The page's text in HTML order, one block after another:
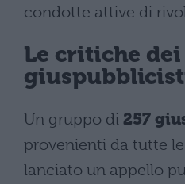
condotte attive di
Le critiche dei
Un gruppo di 257
provenienti da tutte
lanciato un appello